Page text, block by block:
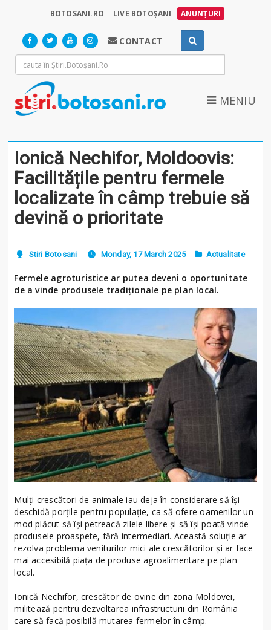
BOTOSANI.RO LIVE BOTOȘANI ANUNȚURI
CONTACT
MENIU
Ionică Nechifor, Moldoovis:
Facilitățile pentru fermele
localizate în câmp trebuie să
devină o prioritate
Stiri Botosani Monday, 17 March 2025 Actualitate
Fermele agroturistice ar putea deveni o oportunitate
de a vinde produsele tradiționale pe plan local.
Mulți crescători de animale iau deja în considerare să își
deschidă porțile pentru populație, ca să ofere oamenilor un
mod plăcut să își petreacă zilele libere și să își poată vinde
produsele proaspete, fără intermediari. Această soluție ar
rezolva problema veniturilor mici ale crescătorilor și ar face
mai accesibilă piața de produse agroalimentare pe plan
local.
Ionică Nechifor, crescător de ovine din zona Moldovei,
militează pentru dezvoltarea infrastructurii din România
care să facă posibilă mutarea fermelor în câmp.